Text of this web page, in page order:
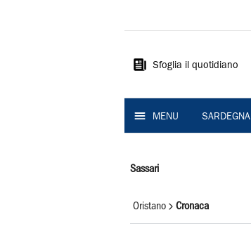
Sardegna
Sfoglia il quotidiano
MENU SARDEGNA
Sassari
Oristano Cronaca